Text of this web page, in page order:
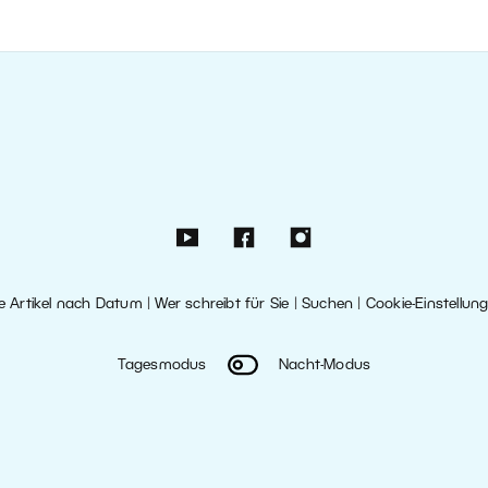
Artikel nach Datum |Wer schreibt für Sie Suchen Cookie-
Tagesmodus Nacht-Modus